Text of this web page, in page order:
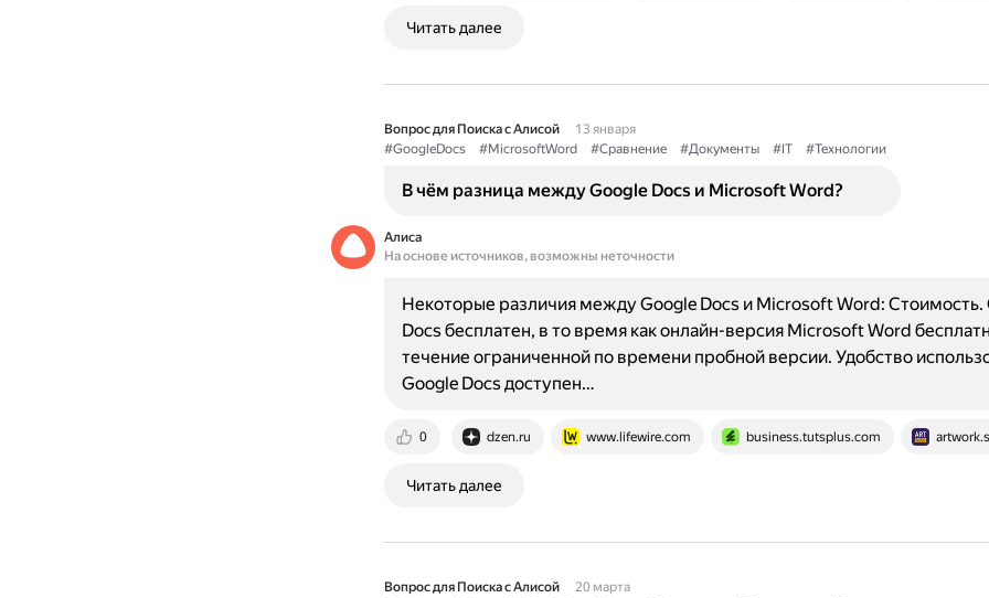
Читать далее
Вопрос для Поиска с Алисой
13 января
#GoogleDocs
#MicrosoftWord #Сравнение #Документы #IT #Технологии
В чём разница между Google Docs и Microsoft Word?
Алиса
На основе источников, возможны неточности
0 dzen.ru www.lifewire.com business.tutsplus.com
Некоторые различия между Google Docs и Microsoft Word: Стоимость.
Docs бесплатен, в то время как онлайн-версия Microsoft Word
течение ограниченной по времени пробной версии. Удобство
Google Docs доступен…
Читать далее
Вопрос для Поиска с Алисой
20 марта